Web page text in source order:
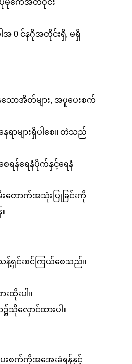
ပိုမိုကေအတ်ဝိုင်း
0 င်နဂိုအတိုင်းရှိ, မရှိ
သောအိတ်များ, အပူပေးစက်
ာများရှိပါစေ။ တဲသည်
ရန်ရေနံပိုက်နှင့်ရေနံ
တောက်အသုံးပြုခြင်းကို
သန့်ရှင်းစင်ကြယ်စေသည်။
ထိုးပါ။
သိုလှောင်ထားပါ။
းစက်ကိုအအေးခံရန်နှင့်